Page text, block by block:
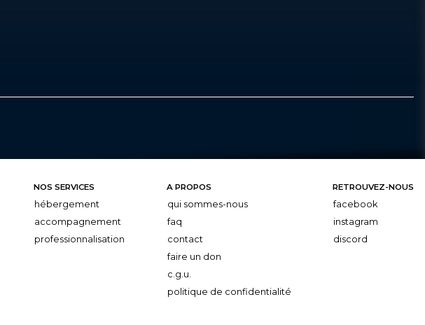
NOS SERVICES
hébergement
accompagnement
professionnalisation
A PROPOS
qui sommes-nous
faq
contact
faire un don
c.g.u.
politique de confidentialité
RETROUVEZ-NOUS
facebook
instagram
discord